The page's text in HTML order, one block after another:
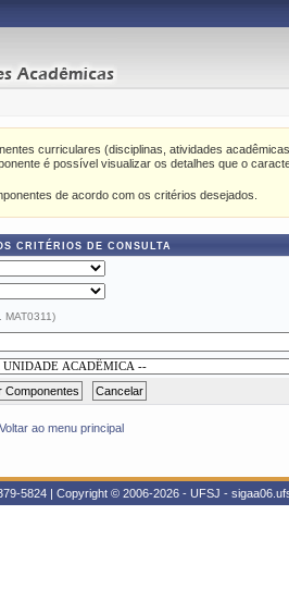
curriculares (disciplinas, atividades
é possível visualizar os detalhes que o
de acordo com os critérios desejados.
critérios de consulta
MAT0311)
ao menu principal
5824 | Copyright © 2006-2026 - UFSJ -